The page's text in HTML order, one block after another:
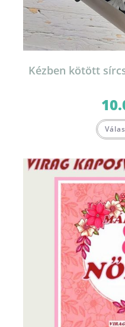
Kézben kötött